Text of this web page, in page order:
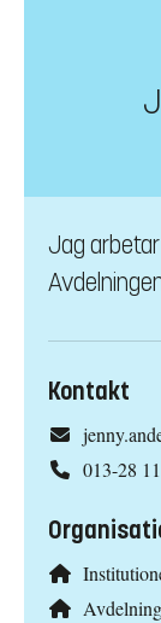
Jag
Kontakt
013-28